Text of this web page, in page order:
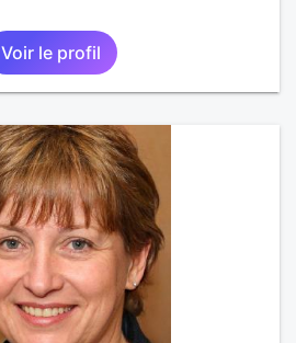
Voir le profil